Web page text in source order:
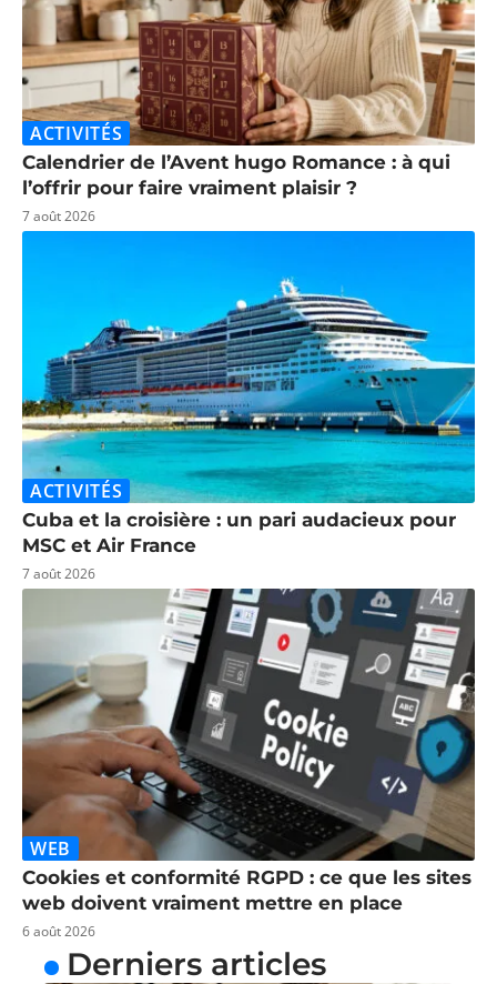
ACTIVITÉS
Calendrier de l’Avent hugo Romance : à qui
l’offrir pour faire vraiment plaisir ?
7 août 2026
ACTIVITÉS
Cuba et la croisière : un pari audacieux pour
MSC et Air France
7 août 2026
WEB
Cookies et conformité RGPD : ce que les sites
web doivent vraiment mettre en place
6 août 2026
Derniers articles